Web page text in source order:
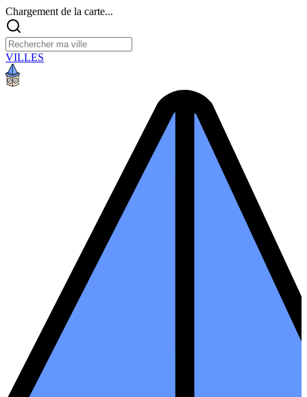
Chargement de la carte...
VILLES